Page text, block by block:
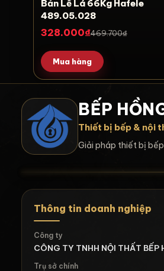
Bản Lề Lá 66Kg Hafele
489.05.028
328.000₫469.700₫
Mua hàng
BẾP
Thiết bị bếp & nội
Giải pháp thiết bị
Thông tin doanh nghiệp
Công ty
CÔNG TY TNHH NỘI THẤT BẾP
Trụ sở chính